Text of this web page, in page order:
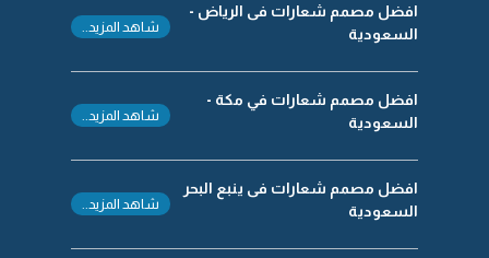
افضل مصمم شعارات فى الرياض -
السعودية
شاهد المزيد..
افضل مصمم شعارات في مكة -
السعودية
شاهد المزيد..
افضل مصمم شعارات فى ينبع البحر
السعودية
شاهد المزيد..